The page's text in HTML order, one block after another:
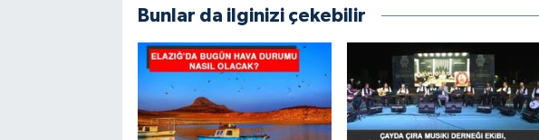
Bunlar da ilginizi çekebilir